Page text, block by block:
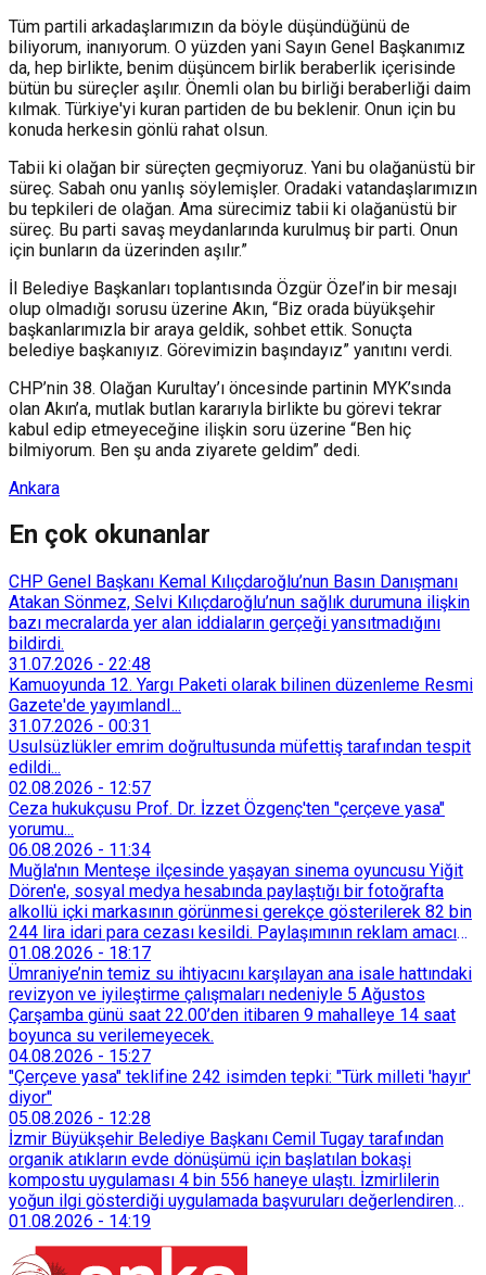
Tüm partili arkadaşlarımızın da böyle düşündüğünü de
biliyorum, inanıyorum. O yüzden yani Sayın Genel Başkanımız
da, hep birlikte, benim düşüncem birlik beraberlik içerisinde
bütün bu süreçler aşılır. Önemli olan bu birliği beraberliği daim
kılmak. Türkiye'yi kuran partiden de bu beklenir. Onun için bu
konuda herkesin gönlü rahat olsun.
Tabii ki olağan bir süreçten geçmiyoruz. Yani bu olağanüstü bir
süreç. Sabah onu yanlış söylemişler. Oradaki vatandaşlarımızın
bu tepkileri de olağan. Ama sürecimiz tabii ki olağanüstü bir
süreç. Bu parti savaş meydanlarında kurulmuş bir parti. Onun
için bunların da üzerinden aşılır.”
İl Belediye Başkanları toplantısında Özgür Özel’in bir mesajı
olup olmadığı sorusu üzerine Akın, “Biz orada büyükşehir
başkanlarımızla bir araya geldik, sohbet ettik. Sonuçta
belediye başkanıyız. Görevimizin başındayız” yanıtını verdi.
CHP’nin 38. Olağan Kurultay’ı öncesinde partinin MYK’sında
olan Akın’a, mutlak butlan kararıyla birlikte bu görevi tekrar
kabul edip etmeyeceğine ilişkin soru üzerine “Ben hiç
bilmiyorum. Ben şu anda ziyarete geldim” dedi.
Ankara
En çok okunanlar
CHP Genel Başkanı Kemal Kılıçdaroğlu’nun Basın Danışmanı
Atakan Sönmez, Selvi Kılıçdaroğlu’nun sağlık durumuna ilişkin
bazı mecralarda yer alan iddiaların gerçeği yansıtmadığını
bildirdi.
31.07.2026 - 22:48
Kamuoyunda 12. Yargı Paketi olarak bilinen düzenleme Resmi
Gazete'de yayımlandI...
31.07.2026 - 00:31
Usulsüzlükler emrim doğrultusunda müfettiş tarafından tespit
edildi...
02.08.2026 - 12:57
Ceza hukukçusu Prof. Dr. İzzet Özgenç'ten "çerçeve yasa"
yorumu...
06.08.2026 - 11:34
Muğla'nın Menteşe ilçesinde yaşayan sinema oyuncusu Yiğit
Dören'e, sosyal medya hesabında paylaştığı bir fotoğrafta
alkollü içki markasının görünmesi gerekçe gösterilerek 82 bin
244 lira idari para cezası kesildi. Paylaşımının reklam amacı
taşımadığını savunan Dören, cezanın iptali için yargıya
başvurdu.
01.08.2026 - 18:17
Ümraniye’nin temiz su ihtiyacını karşılayan ana isale hattındaki
revizyon ve iyileştirme çalışmaları nedeniyle 5 Ağustos
Çarşamba günü saat 22.00’den itibaren 9 mahalleye 14 saat
boyunca su verilemeyecek.
04.08.2026 - 15:27
"Çerçeve yasa" teklifine 242 isimden tepki: "Türk milleti 'hayır'
diyor"
05.08.2026 - 12:28
İzmir Büyükşehir Belediye Başkanı Cemil Tugay tarafından
organik atıkların evde dönüşümü için başlatılan bokaşi
kompostu uygulaması 4 bin 556 haneye ulaştı. İzmirlilerin
yoğun ilgi gösterdiği uygulamada başvuruları değerlendiren
Tarımsal Hizmetler Dairesi Başkanlığı, farklı ilçelerde toplam
128 bokaşi kompost eğitimi düzenleyerek İzmirlileri
sürdürülebilir atık yönetimi sistemine dahil etti.
01.08.2026 - 14:19